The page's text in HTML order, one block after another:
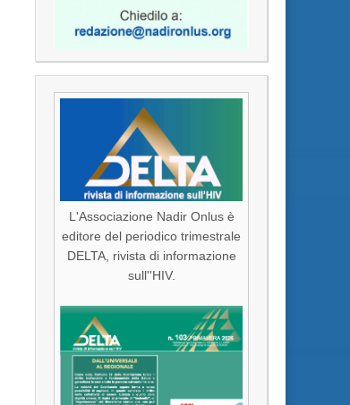
L'Associazione Nadir Onlus è
editore del periodico trimestrale
DELTA, rivista di informazione
sull''HIV.